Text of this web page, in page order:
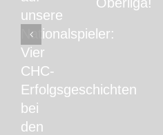
unsere
Nationalspieler:
Vier
CHC-
Erfolgsgeschichten
bei
den